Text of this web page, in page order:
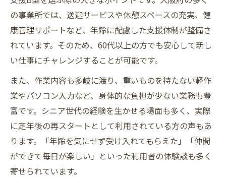
の事業所では、送迎サービスや休憩スペースの充実、健
康管理サポートなど、年齢に配慮した支援体制が整備さ
れています。そのため、60代以上の方でも安心して新し
い仕事にチャレンジすることが可能です。
また、作業内容も多岐に渡り、重いものを持たない軽作
業やパソコン入力など、身体的な負担が少ない業務も豊
富です。シニア世代の経験を生かせる場面も多く、実際
に定年後の再スタートとして利用されている方の声もあ
ります。「年齢を気にせず受け入れてもらえた」「仲間
ができて毎日が楽しい」といった利用者の体験談も多く
寄せられています。